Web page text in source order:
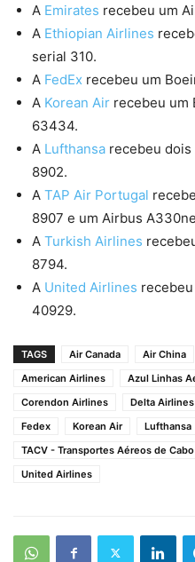
A Emirates recebeu um
A Ethiopian Airlines
serial 310.
A FedEx recebeu um
A Korean Air recebeu um
63434.
A Lufthansa recebeu
8902.
A TAP Air Portugal
8907 e um Airbus
A Turkish Airlines
8794.
A United Airlines
40929.
TAGS Air Canada Air China
American Airlines
Azul Linhas
Corendon Airlines
Delta Airlines
Fedex
Korean Air
Lufthansa
TACV - Transportes Aéreos de
United Airlines